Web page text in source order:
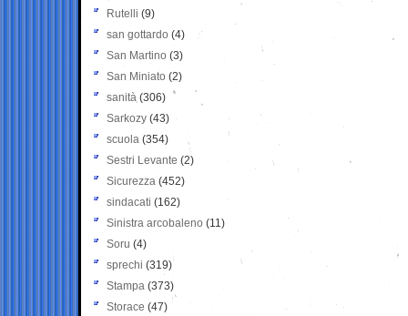
Rutelli (9)
san gottardo (4)
San Martino (3)
San Miniato (2)
sanità (306)
Sarkozy (43)
scuola (354)
Sestri Levante (2)
Sicurezza (452)
sindacati (162)
Sinistra arcobaleno (11)
Soru (4)
sprechi (319)
Stampa (373)
Storace (47)